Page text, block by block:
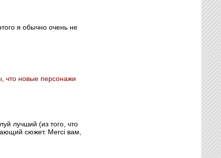
я обычно очень не
что новые персонажи
лучший (из того, что
сюжет. Merci вам,